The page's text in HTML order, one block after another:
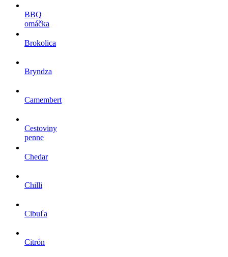
BBQ
omáčka
Brokolica
Bryndza
Camembert
Cestoviny
penne
Chedar
Chilli
Cibuľa
Citrón